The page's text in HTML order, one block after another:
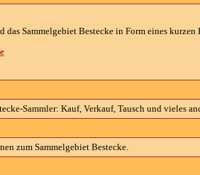
das Sammelgebiet Bestecke in Form eines
Sammler: Kauf, Verkauf, Tausch und vieles
zum Sammelgebiet Bestecke.